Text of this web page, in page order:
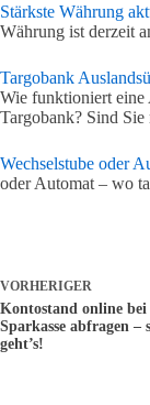
Stärkste Währung
Währung ist derzeit
Targobank
Wie funktioniert eine
Targobank? Sind
Wechselstube oder
oder Automat – wo
VORHERIGER
Kontostand online bei
Sparkasse abfragen –
geht’s!